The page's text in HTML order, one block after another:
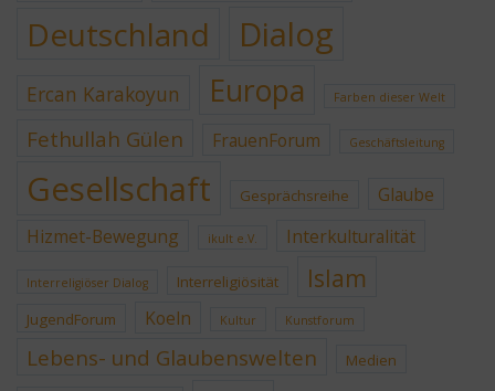
Deutschland Dialog
Ercan Karakoyun Europa Farben dieser Welt
Fethullah Gülen FrauenForum Geschäftsleitung
Gesellschaft Gesprächsreihe
Glaube
Hizmet-Bewegung
ikult e.V. Interkulturalität
Interreligiöser Dialog Interreligiösität Islam
JugendForum Koeln Kultur Kunstforum
Lebens- und Glaubenswelten Medien